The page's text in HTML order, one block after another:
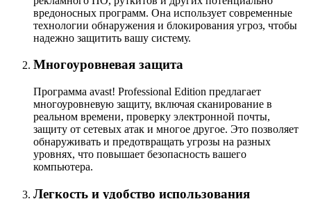
вредоносных программ. Она использует современные
технологии обнаружения и блокирования угроз, чтобы
надежно защитить вашу систему.
Многоуровневая защита
Программа avast! Professional Edition предлагает
многоуровневую защиту, включая сканирование в
реальном времени, проверку электронной почты,
защиту от сетевых атак и многое другое. Это позволяет
обнаруживать и предотвращать угрозы на разных
уровнях, что повышает безопасность вашего
компьютера.
Легкость и удобство использования